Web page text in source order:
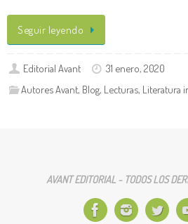
Seguir leyendo
Editorial Avant
31 enero, 2020
Autores Avant, Blog, Lecturas, Literatura
AVANT EDITORIAL - TODOS LOS